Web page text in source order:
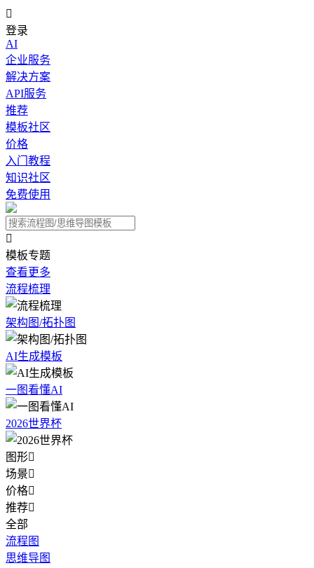

登录
AI
企业服务
解决方案
API服务
推荐
模板社区
价格
入门教程
知识社区
免费使用

模板专题
查看更多
流程梳理
架构图/拓扑图
AI生成模板
一图看懂AI
2026世界杯
图形
场景
价格
推荐
全部
流程图
思维导图